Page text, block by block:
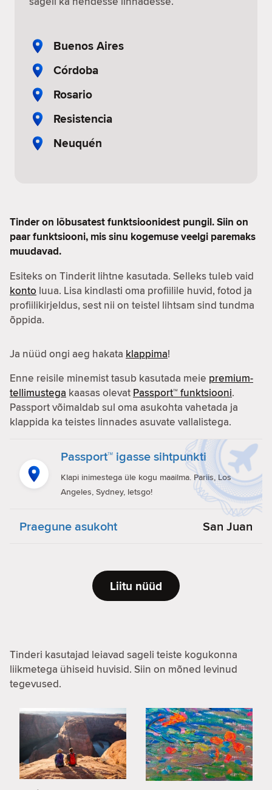
Buenos Aires
Córdoba
Rosario
Resistencia
Neuquén
Tinder on lõbusatest funktsioonidest pungil. Siin on
paar funktsiooni, mis sinu kogemuse veelgi paremaks
muudavad.
Esiteks on Tinderit lihtne kasutada. Selleks tuleb vaid
konto luua. Lisa kindlasti oma profiilile huvid, fotod ja
profiilikirjeldus, sest nii on teistel lihtsam sind tundma
õppida.
Ja nüüd ongi aeg hakata klappima!
Enne reisile minemist tasub kasutada meie premium-
tellimustega kaasas olevat Passport™ funktsiooni.
Passport võimaldab sul oma asukohta vahetada ja
klappida ka teistes linnades asuvate vallalistega.
Passport™ igasse sihtpunkti
Klapi inimestega üle kogu maailma. Pariis, Los
Angeles, Sydney, letsgo!
Praegune asukoht San Juan
Liitu nüüd
Tinderi kasutajad leiavad sageli teiste kogukonna
liikmetega ühiseid huvisid. Siin on mõned levinud
tegevused.